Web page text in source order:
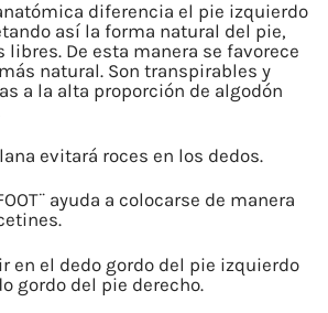
diferencia el pie izquierdo
así la forma natural del pie,
libres. De esta manera se favorece
natural. Son transpirables y
a la alta proporción de algodón
evitará roces en los dedos.
ayuda a colocarse de manera
ir en el dedo gordo del pie izquierdo
gordo del pie derecho.